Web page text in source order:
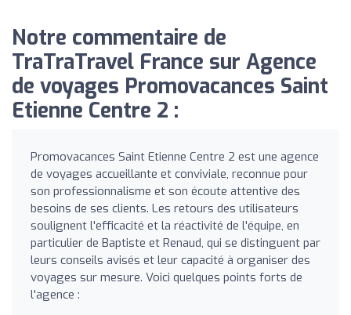
Notre commentaire de
TraTraTravel France sur Agence
de voyages Promovacances Saint
Etienne Centre 2 :
Promovacances Saint Etienne Centre 2 est une agence
de voyages accueillante et conviviale, reconnue pour
son professionnalisme et son écoute attentive des
besoins de ses clients. Les retours des utilisateurs
soulignent l'efficacité et la réactivité de l'équipe, en
particulier de Baptiste et Renaud, qui se distinguent par
leurs conseils avisés et leur capacité à organiser des
voyages sur mesure. Voici quelques points forts de
l'agence :